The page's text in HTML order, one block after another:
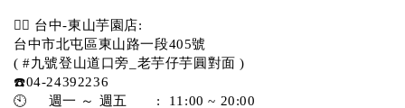
💁‍♀️ 台中-東山芋園店:
台中市北屯區東山路一段405號
( #九號登山道口旁_老芋仔芋圓對面 )
☎️04-24392236
🕙     週一 ～ 週五       :  11:00 ~ 20:00